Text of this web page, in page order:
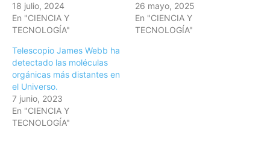
18 julio, 2024
En "CIENCIA Y
TECNOLOGÍA"
26 mayo, 2025
En "CIENCIA Y
TECNOLOGÍA"
Telescopio James Webb ha
detectado las moléculas
orgánicas más distantes en
el Universo.
7 junio, 2023
En "CIENCIA Y
TECNOLOGÍA"